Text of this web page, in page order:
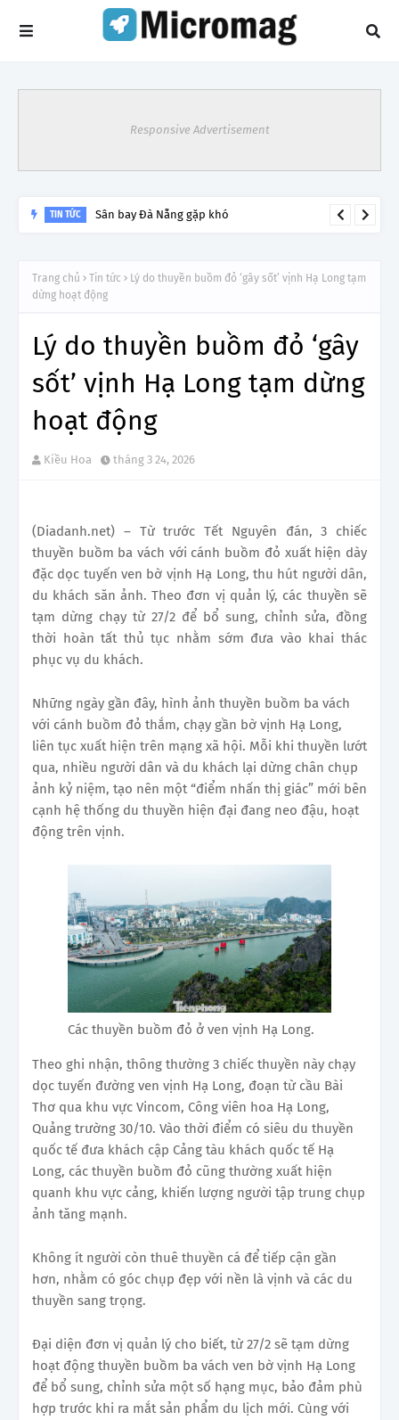
Responsive Advertisement
TIN TỨC Lý do tạm dừng khai thác một số đường bay từ 1/4
Trang chủ Tin tức
Lý do thuyền buồm đỏ ‘gây sốt’ vịnh Hạ Long tạm
dừng hoạt động
Lý do thuyền buồm đỏ ‘gây
sốt’ vịnh Hạ Long tạm dừng
hoạt động
Kiều Hoa tháng 3 24, 2026
(Diadanh.net) – Từ trước Tết Nguyên đán, 3 chiếc
thuyền buồm ba vách với cánh buồm đỏ xuất hiện dày
đặc dọc tuyến ven bờ vịnh Hạ Long, thu hút người dân,
du khách săn ảnh. Theo đơn vị quản lý, các thuyền sẽ
tạm dừng chạy từ 27/2 để bổ sung, chỉnh sửa, đồng
thời hoàn tất thủ tục nhằm sớm đưa vào khai thác
phục vụ du khách.
Những ngày gần đây, hình ảnh thuyền buồm ba vách
với cánh buồm đỏ thắm, chạy gần bờ vịnh Hạ Long,
liên tục xuất hiện trên mạng xã hội. Mỗi khi thuyền lướt
qua, nhiều người dân và du khách lại dừng chân chụp
ảnh kỷ niệm, tạo nên một “điểm nhấn thị giác” mới bên
cạnh hệ thống du thuyền hiện đại đang neo đậu, hoạt
động trên vịnh.
Các thuyền buồm đỏ ở ven vịnh Hạ Long.
Theo ghi nhận, thông thường 3 chiếc thuyền này chạy
dọc tuyến đường ven vịnh Hạ Long, đoạn từ cầu Bài
Thơ qua khu vực Vincom, Công viên hoa Hạ Long,
Quảng trường 30/10. Vào thời điểm có siêu du thuyền
quốc tế đưa khách cập Cảng tàu khách quốc tế Hạ
Long, các thuyền buồm đỏ cũng thường xuất hiện
quanh khu vực cảng, khiến lượng người tập trung chụp
ảnh tăng mạnh.
Không ít người còn thuê thuyền cá để tiếp cận gần
hơn, nhằm có góc chụp đẹp với nền là vịnh và các du
thuyền sang trọng.
Đại diện đơn vị quản lý cho biết, từ 27/2 sẽ tạm dừng
hoạt động thuyền buồm ba vách ven bờ vịnh Hạ Long
để bổ sung, chỉnh sửa một số hạng mục, bảo đảm phù
hợp trước khi ra mắt sản phẩm du lịch mới. Cùng với